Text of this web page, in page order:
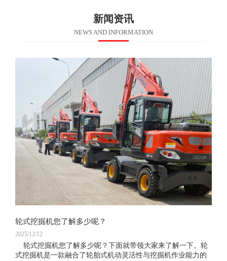
新闻资讯
NEWS AND INFORMATION
轮式挖掘机您了解多少呢？
2025/12/12
轮式挖掘机您了解多少呢？下面就带领大家来了解一下。轮
式挖掘机是一款融合了轮胎式机动灵活性与挖掘机作业能力的